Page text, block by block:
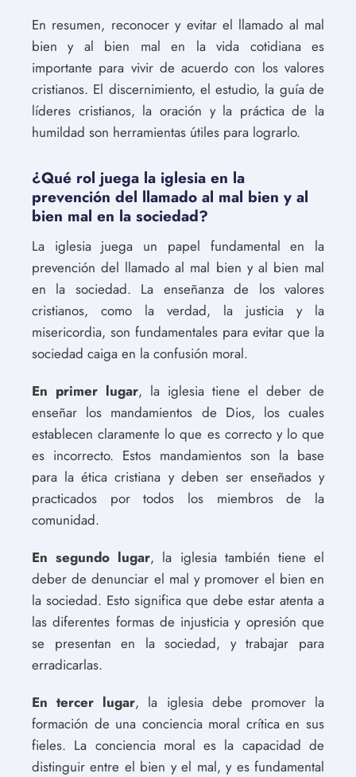
En resumen, reconocer y evitar el llamado al mal
bien y al bien mal en la vida cotidiana es
importante para vivir de acuerdo con los valores
cristianos. El discernimiento, el estudio, la guía de
líderes cristianos, la oración y la práctica de la
humildad son herramientas útiles para lograrlo.
¿Qué rol juega la iglesia en la
prevención del llamado al mal bien y al
bien mal en la sociedad?
La iglesia juega un papel fundamental en la
prevención del llamado al mal bien y al bien mal
en la sociedad. La enseñanza de los valores
cristianos, como la verdad, la justicia y la
misericordia, son fundamentales para evitar que la
sociedad caiga en la confusión moral.
En primer lugar, la iglesia tiene el deber de
enseñar los mandamientos de Dios, los cuales
establecen claramente lo que es correcto y lo que
es incorrecto. Estos mandamientos son la base
para la ética cristiana y deben ser enseñados y
practicados por todos los miembros de la
comunidad.
En segundo lugar, la iglesia también tiene el
deber de denunciar el mal y promover el bien en
la sociedad. Esto significa que debe estar atenta a
las diferentes formas de injusticia y opresión que
se presentan en la sociedad, y trabajar para
erradicarlas.
En tercer lugar, la iglesia debe promover la
formación de una conciencia moral crítica en sus
fieles. La conciencia moral es la capacidad de
distinguir entre el bien y el mal, y es fundamental